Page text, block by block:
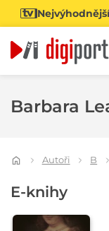
Barbara
Autoři B
E-knihy